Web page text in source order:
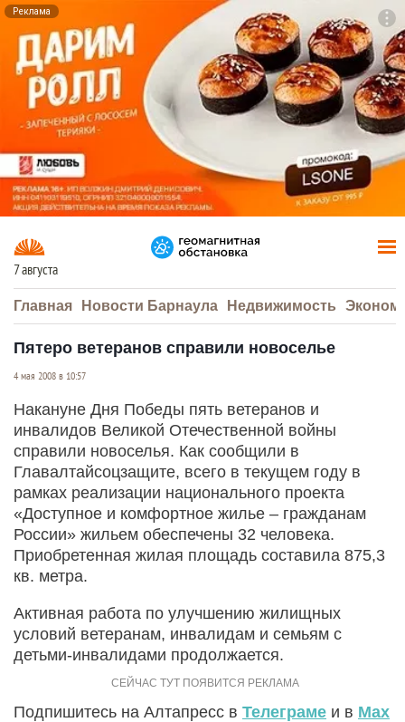
Реклама
7 августа
Главная Новости Барнаула Недвижимость
Пятеро ветеранов справили новоселье
4 мая 2008 в 10:57
Накануне Дня Победы пять ветеранов и
инвалидов Великой Отечественной войны
справили новоселья. Как сообщили в
Главалтайсоцзащите, всего в текущем году в
рамках реализации национального проекта
«Доступное и комфортное жилье – гражданам
России» жильем обеспечены 32 человека.
Приобретенная жилая площадь составила 875,3
кв. метра.
Активная работа по улучшению жилищных
условий ветеранам, инвалидам и семьям с
детьми-инвалидами продолжается.
Подпишитесь на Алтапресс в Телеграме и в Max